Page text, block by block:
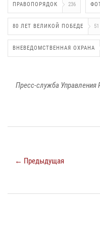
ПРАВОПОРЯДОК 236
80 ЛЕТ ВЕЛИКОЙ ПОБЕДЕ 51
ВНЕВЕДОМСТВЕННАЯ ОХРАНА
Пресс-служба Управления
← Предыдущая